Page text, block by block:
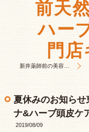
前天
ハー
門
新井薬師前の美容室はHair&Este キャロット
夏休みのお知ら
ナ&ハーブ頭皮ケ
2019/08/09